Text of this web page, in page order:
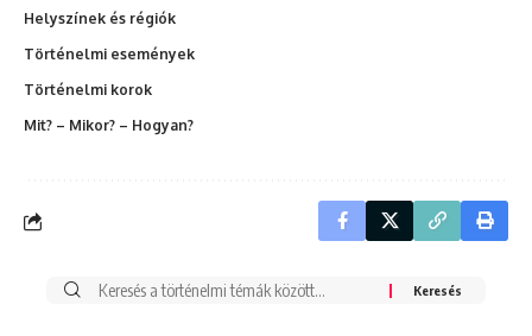
Helyszínek és régiók
Történelmi események
Történelmi korok
Mit? – Mikor? – Hogyan?
Search